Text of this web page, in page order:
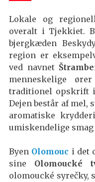
Lokale og
overalt i Tjekkiet.
bjergkæden
region er
ved navnet
menneskelige
traditionel opskrift
Dejen består af mel,
aromatiske
umiskendelige smag
Byen Olomouc i det
sine Olomoucké
olomoucké syrečky,